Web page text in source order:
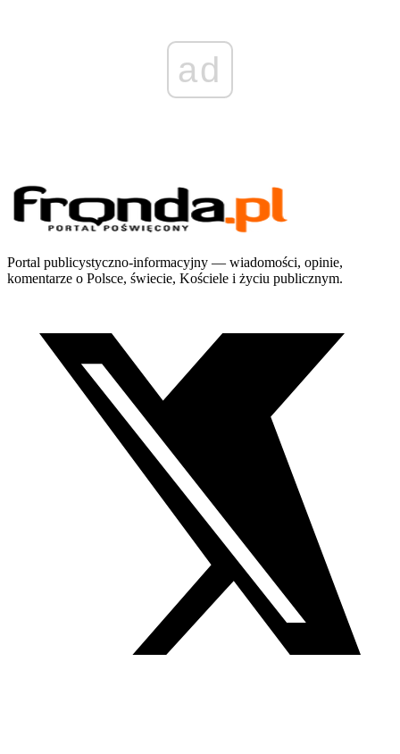
ad
Portal publicystyczno-informacyjny — wiadomości, opinie,
komentarze o Polsce, świecie, Kościele i życiu publicznym.